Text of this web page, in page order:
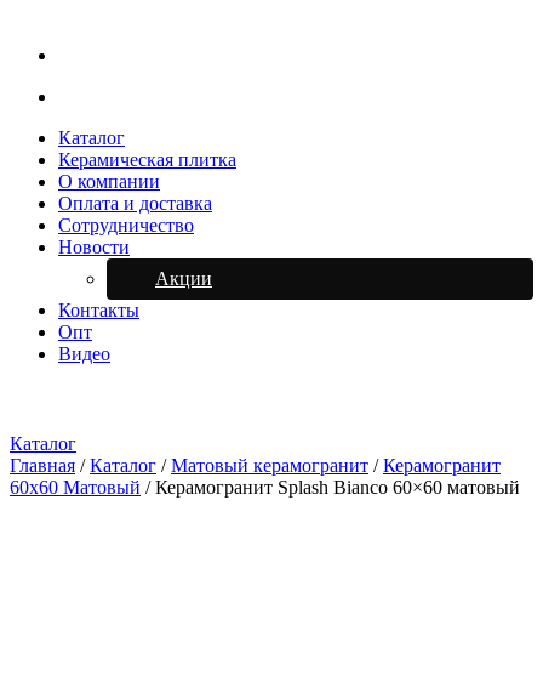
Каталог
Керамическая плитка
О компании
Оплата и доставка
Сотрудничество
Новости
Акции
Контакты
Опт
Видео
Каталог
Главная / Каталог / Матовый керамогранит / Керамогранит
60х60 Матовый /Керамогранит Splash Bianco 60×60 матовый